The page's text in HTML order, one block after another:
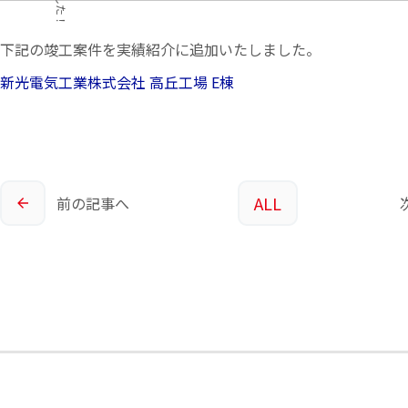
下記の竣工案件を実績紹介に追加いたしました。
新光電気工業株式会社 高丘工場 E棟
前の記事へ ALL